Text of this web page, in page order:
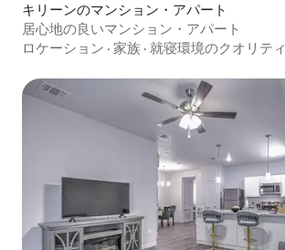
キリーンのマンション・アパート
居心地の良いマンション・アパート
ロケーション · 家族 · 就寝環境のクオリティ